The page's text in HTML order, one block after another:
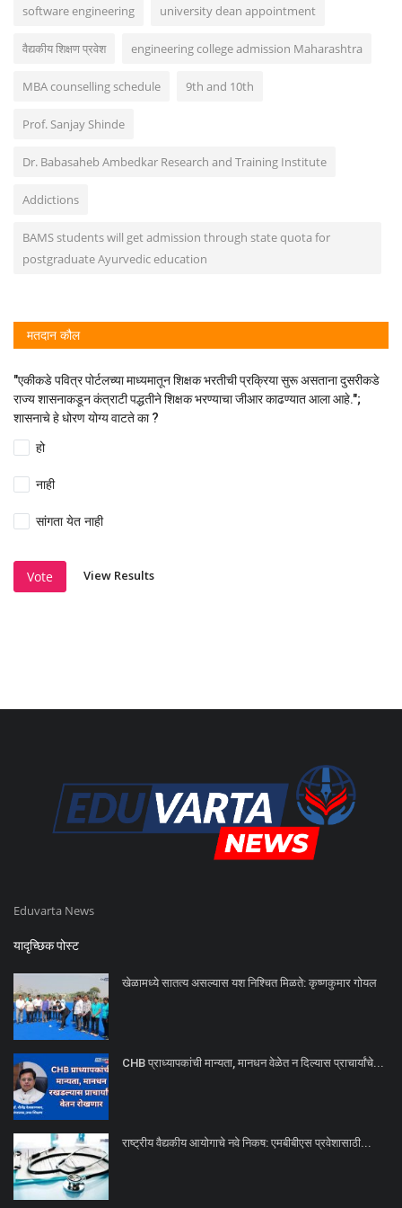
software engineering university dean appointment
वैद्यकीय शिक्षण प्रवेश engineering college admission Maharashtra
MBA counselling schedule 9th and 10th
Prof. Sanjay Shinde
Dr. Babasaheb Ambedkar Research and Training Institute
Addictions
BAMS students will get admission through state quota for
postgraduate Ayurvedic education
मतदान कौल
"एकीकडे पवित्र पोर्टलच्या माध्यमातून शिक्षक भरतीची प्रक्रिया सुरू असताना दुसरीकडे
राज्य शासनाकडून कंत्राटी पद्धतीने शिक्षक भरण्याचा जीआर काढण्यात आला आहे.";
शासनाचे हे धोरण योग्य वाटते का ?
हो
नाही
सांगता येत नाही
Vote View Results
Eduvarta News
यादृच्छिक पोस्ट
खेळामध्ये सातत्य असल्यास यश निश्चित मिळते: कृष्णकुमार गोयल
CHB प्राध्यापकांची मान्यता, मानधन वेळेत न दिल्यास प्राचार्यांचे...
राष्ट्रीय वैद्यकीय आयोगाचे नवे निकष: एमबीबीएस प्रवेशासाठी...